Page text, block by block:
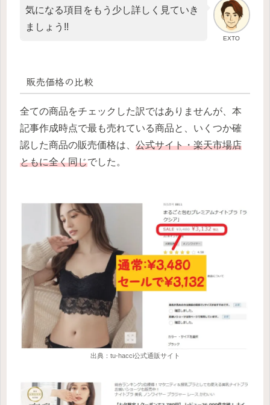
EXTO
気になる項目をもう少し詳しく見ていき
ましょう!!
販売価格の比較
全ての商品をチェックした訳ではありませんが、本
記事作成時点で最も売れている商品と、いくつか確
認した商品の販売価格は、 公式サイト・楽天市場店
ともに全く同じでした。
出典：tu-hacci公式通販サイト